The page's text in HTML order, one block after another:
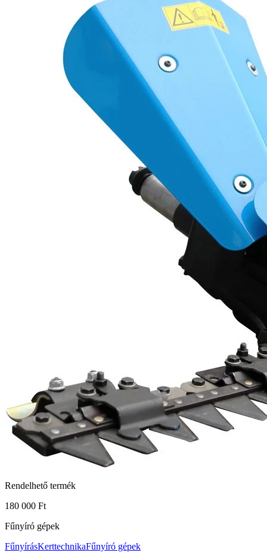
Rendelhető termék
180 000 Ft
Fűnyíró gépek
FűnyírásKerttechnikaFűnyíró gépek